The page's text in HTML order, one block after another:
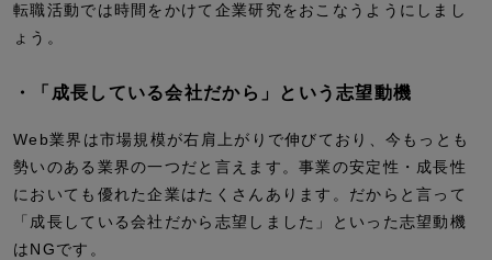
転職活動では時間をかけて企業研究をおこなうようにしまし
ょう。
・「成長している会社だから」という志望動機
Web業界は市場規模が右肩上がりで伸びており、今もっとも
勢いのある業界の一つだと言えます。事業の安定性・成長性
においても優れた企業はたくさんあります。だからと言って
「成長している会社だから志望しました」といった志望動機
はNGです。